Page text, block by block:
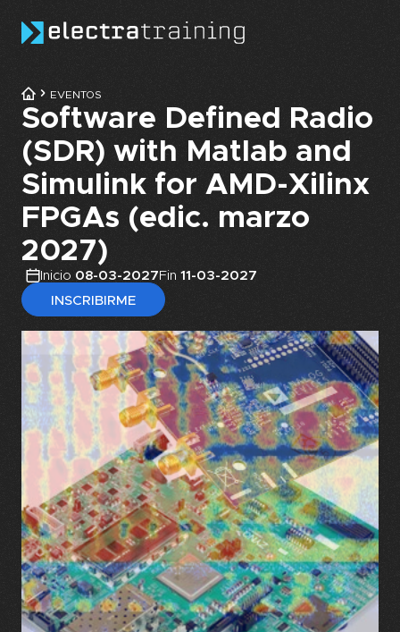
EVENTOS
Software Defined Radio
(SDR) with Matlab and
Simulink for AMD-Xilinx
FPGAs (edic. marzo
2027)
Inicio 08-03-2027Fin 11-03-2027
INSCRIBIRME